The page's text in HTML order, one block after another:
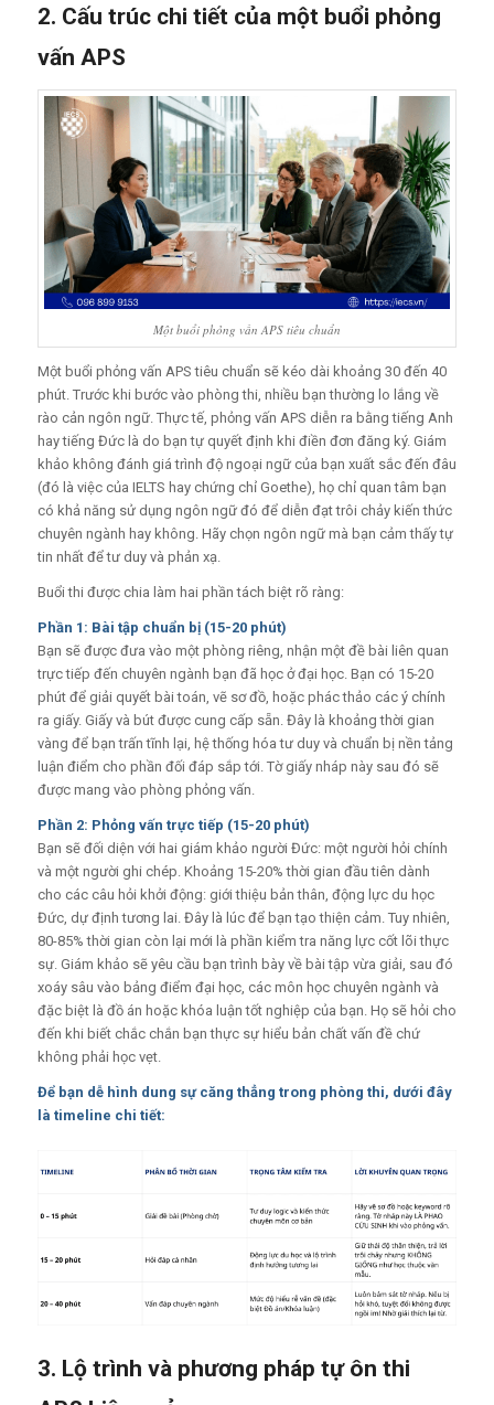
2. Cấu trúc chi tiết của một buổi phỏng
vấn APS
Một buổi phỏng vấn APS tiêu chuẩn
Một buổi phỏng vấn APS tiêu chuẩn sẽ kéo dài khoảng 30 đến 40
phút. Trước khi bước vào phòng thi, nhiều bạn thường lo lắng về
rào cản ngôn ngữ. Thực tế, phỏng vấn APS diễn ra bằng tiếng Anh
hay tiếng Đức là do bạn tự quyết định khi điền đơn đăng ký. Giám
khảo không đánh giá trình độ ngoại ngữ của bạn xuất sắc đến đâu
(đó là việc của IELTS hay chứng chỉ Goethe), họ chỉ quan tâm bạn
có khả năng sử dụng ngôn ngữ đó để diễn đạt trôi chảy kiến thức
chuyên ngành hay không. Hãy chọn ngôn ngữ mà bạn cảm thấy tự
tin nhất để tư duy và phản xạ.
Buổi thi được chia làm hai phần tách biệt rõ ràng:
Phần 1: Bài tập chuẩn bị (15-20 phút)
Bạn sẽ được đưa vào một phòng riêng, nhận một đề bài liên quan
trực tiếp đến chuyên ngành bạn đã học ở đại học. Bạn có 15-20
phút để giải quyết bài toán, vẽ sơ đồ, hoặc phác thảo các ý chính
ra giấy. Giấy và bút được cung cấp sẵn. Đây là khoảng thời gian
vàng để bạn trấn tĩnh lại, hệ thống hóa tư duy và chuẩn bị nền tảng
luận điểm cho phần đối đáp sắp tới. Tờ giấy nháp này sau đó sẽ
được mang vào phòng phỏng vấn.
Phần 2: Phỏng vấn trực tiếp (15-20 phút)
Bạn sẽ đối diện với hai giám khảo người Đức: một người hỏi chính
và một người ghi chép. Khoảng 15-20% thời gian đầu tiên dành
cho các câu hỏi khởi động: giới thiệu bản thân, động lực du học
Đức, dự định tương lai. Đây là lúc để bạn tạo thiện cảm. Tuy nhiên,
80-85% thời gian còn lại mới là phần kiểm tra năng lực cốt lõi thực
sự. Giám khảo sẽ yêu cầu bạn trình bày về bài tập vừa giải, sau đó
xoáy sâu vào bảng điểm đại học, các môn học chuyên ngành và
đặc biệt là đồ án hoặc khóa luận tốt nghiệp của bạn. Họ sẽ hỏi cho
đến khi biết chắc chắn bạn thực sự hiểu bản chất vấn đề chứ
không phải học vẹt.
Để bạn dễ hình dung sự căng thẳng trong phòng thi, dưới đây
là timeline chi tiết:
3. Lộ trình và phương pháp tự ôn thi